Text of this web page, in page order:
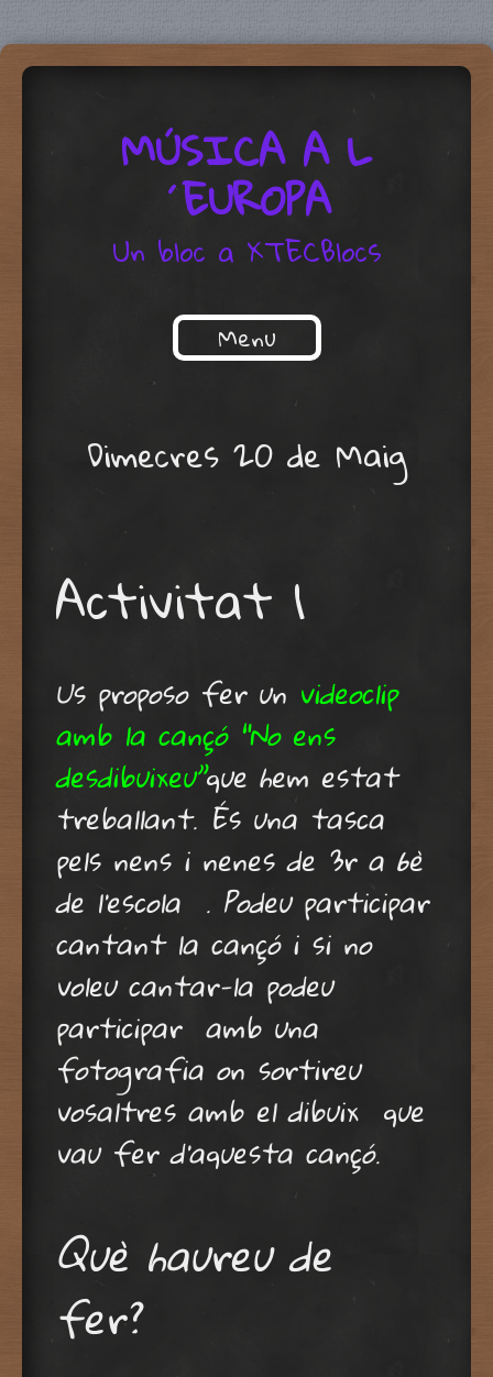
MÚSICA A L
´EUROPA
Un bloc a XTECBlocs
Menu
Skip to content
Dimecres 20 de Maig
Activitat 1
Us proposo fer un videoclip
amb la cançó “No ens
desdibuixeu”que hem estat
treballant. És una tasca
pels nens i nenes de 3r a 6è
de l’escola . Podeu participar
cantant la cançó i si no
voleu cantar-la podeu
participar amb una
fotografia on sortireu
vosaltres amb el dibuix que
vau fer d’aquesta cançó.
Què haureu de
fer?